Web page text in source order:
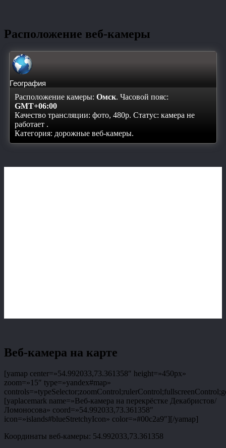
Расположение веб-камеры
География
Расположение камеры: Омск. Часовой пояс:
GMT+06:00
Качество трансляции: фото, 480p. Статус: камера не
работает .
Категория: дорожные веб-камеры.
Веб-камера на карте
[yamap center=»54.992033,73.361358″ height=»450px»
zoom=»15″ type=»yandex#map»
[yaplacemark name=»Веб-камера на перекрёстке Декабристов/
Ломоносова» coord=»54.992033,73.361358″
icon=»islands#blueStretchyIcon» color=»#00c2a9″][/yamap]
Координаты веб-камеры: 54.992033,73.361358